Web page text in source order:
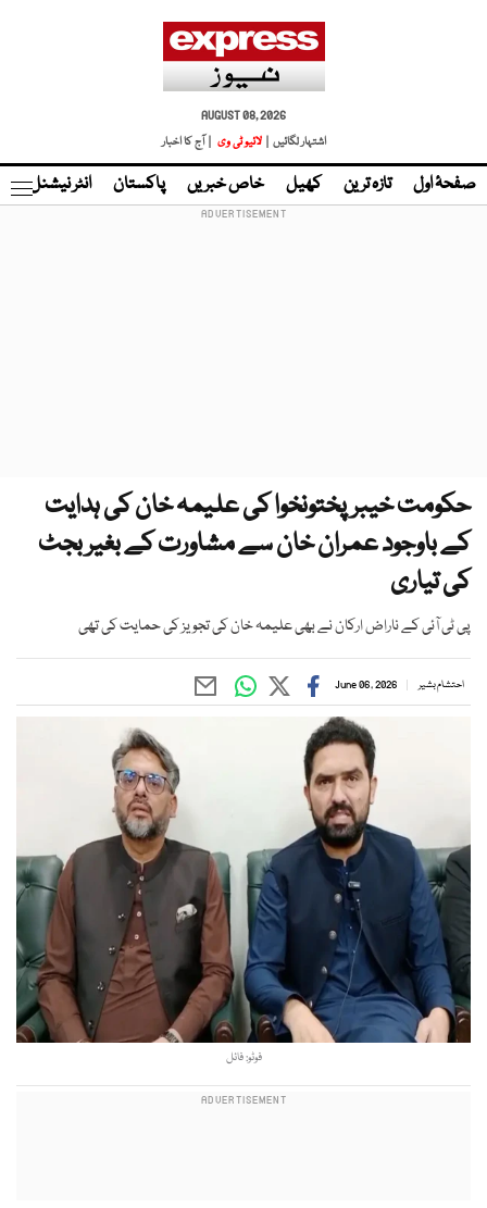
AUGUST 08, 2026
اشتہار لگائیں |
لائیو ٹی وی | آج کا اخبار
صفحۂ اول تازہ ترین کھیل خاص خبریں پاکستان انٹر نیشنل
حکومت خیبرپختونخوا کی علیمہ خان کی ہدایت
کے باوجود عمران خان سے مشاورت کے بغیر بجٹ
کی تیاری
پی ٹی آئی کے ناراض ارکان نے بھی علیمہ خان کی تجویز کی حمایت کی تھی
احتشام بشیر June 06, 2026
فوٹو: فائل